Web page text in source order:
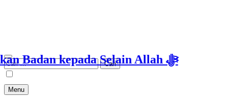
Cari
untuk:
Menu
Isyarat Dilarang Menundukkan Badan kepada Selain Allah ﷻ